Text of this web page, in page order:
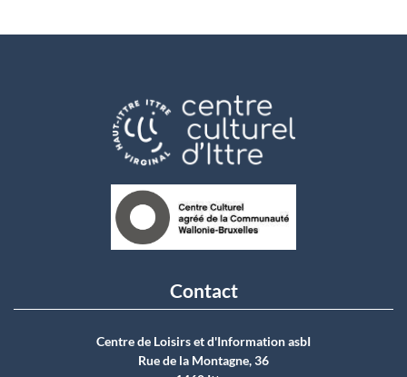
Contact
Centre de Loisirs et d'Information asbI
Rue de la Montagne, 36